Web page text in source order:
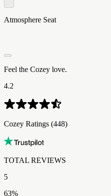
Atmosphere Seat
Feel the Cozey love.
4.2
Cozey Ratings​​​​‌ ‍ ​‍​‍‌‍ ‌ ​‍‌‍‍‌‌‍‌ ‌‍‍‌‌‍ ‍​‍​‍​ ‍‍​‍​‍‌ ​ ‌‍​‌‌‍ ‍‌‍‍‌‌ ‌​‌ ‍‌​‍ ‍‌‍‍‌‌‍ ​‍​‍​‍ ​​‍​‍‌‍‍​‌ ​‍‌‍‌‌‌‍‌‍​‍​‍​ ‍‍​‍​‍‌‍‍​‌ ‌​‌ ‌​‌ ​​‌ ​ ​ ‍‍​‍ ​‍ ‌‍ ​‌‍ ‌‍​ ‌‍​‌‌‍ ​‌‍‍​‌‍ ‌ ​ ‌ ‌​​ ‍‍​ ​ ​ ​​​ ​​​ ​​​‍ ‌ ​ ‌ ‌​‌ ‌‌‌‍‌​‌‍‍‌‌‍ ​‍ ‌‍‍‌‌‍ ‍‌ ‌​‌‍‌‌‌‍ ‍‌ ‌​​‍ ‌‍‌‌‌‍‌​‌‍‍‌‌ ‌​​‍ ‌‍ ‌‌‍ ‌‍‌​‌‍‌‌​ ‌‌ ​​‌ ​‍‌‍‌‌‌ ​ ‌‍‌‌‌‍ ‍‌ ‌​‌‍​‌‌ ‌​‌‍‍‌‌‍ ‌‍ ‍​ ‍ ‌‍‍‌‌‍‌​​ ‌‌‍​‍‌‍​‌​ ‌ ​ ‌​​ ‍​‌‍‌​‌‍​‍​ ​‌​‍ ‌‌‍​ ​ ​ ​ ​‌‌‍‌​​‍ ‌​ ‌​‌‍‌​​ ‌​​ ‌‍​‍ ‌​ ‍‌​ ‍​‌‍‌‌‌‍​ ​‍ ‌‌‍​‌​ ​‍​ ‍​‌‍‌‍‌‍‌‌​ ‌ ‌‍​‍‌‍​‌​ ​‌‌‍​‌​ ​‌‌‍​‍​ ‍ ‌ ‌​‌ ‍‌‌ ​​‌‍‌‌​ ‌‌ ​​‌‍‌​‌ ​​​ ‍ ‌ ​​‌‍​‌‌ ‌​‌‍‍​​ ‌‌ ‌‍‌‍​‌‌‍ ​‌ ‌‌‌‍‌‌‌​​‌‌‍‌​‌‍‌​‌‍‌‌‌‍‌​‌‌​ ‌‍‌‌‌‍​ ‌ ‌​‌‍‍‌‌‍ ‌‍ ‍‌ ​ ​‍‌‌​ ‌‌‌​​‍‌‌ ‌‍‍ ‌‍‌‌‌ ‍‌​‍‌‌​ ​ ‌​‌​​‍‌‌​ ​ ‌​‌​​‍‌‌​ ​‍​ ​‍‌‍‌‌​ ​‍​ ​​‌‍‌​​ ‌‌​ ​‍​ ‌‌​ ​​​ ‌ ​ ‌‌​ ‌ ‌‍​‍​‍‌‌​ ​‍​ ​‍​‍‌‌​ ‌‌‌​‌​​‍ ‍‌ ​‍‌‍‌‌‌ ‌‍‌‍‍‌‌‍‌‌‌ ‌ ‌‌​ ‌ ‌‌‌‍ ‌‌‍ ‌‌‍​‌‌ ​‍‌ ‍‌‌‌‌​‌‍‌‌‌‍ ‌‌ ​​‌‍ ​‌‍​‌‌ ‌​‌‍‌‌​‍ ‍‌ ​ ‌ ‌‌‌‍ ‌‌‍ ‌‌‍​‌‌ ​‍‌ ‍‌‌​‌​‌‍​‌‌ ‌​‌‍​‌​‍ ‍‌ ‌​‌‍ ‌ ‌​‌‍​‌‌‍ ​‌‌​‍‌‍​‌‌ ‌​‌‍‍‌‌‍ ‍‌‍‌ ‌‌‌​‌‍‌‌‌ ‍​‌ ‌​​ ‌‍​‍‌‍​‌‌ ​ ‌‍‌‌‌‌‌‌‌ ​‍‌‍ ​​ ‌‌‍‍​‌ ‌​‌ ‌​‌ ​​‌ ​ ​‍‌‌​ ​ ‌​​‌​‍‌‌​ ​‍‌​‌‍​‍‌‌​ ​‍‌​‌‍‌‍ ​‌‍ ‌‍​ ‌‍​‌‌‍ ​‌‍‍​‌‍ ‌ ​ ‌ ‌​​‍‌‌​ ​ ‌​​‌​ ​ ​ ​​​ ​​​ ​​​‍‌‌​ ​‍‌​‌‍‌ ​ ‌ ‌​‌ ‌‌‌‍‌​‌‍‍‌‌‍ ​‍‌‍‌‍‍‌‌‍‌​​ ‌‌‍​‍‌‍​‌​ ‌ ​ ‌​​ ‍​‌‍‌​‌‍​‍​ ​‌​‍ ‌‌‍​ ​ ​ ​ ​‌‌‍‌​​‍ ‌​ ‌​‌‍‌​​ ‌​​ ‌‍​‍ ‌​ ‍‌​ ‍​‌‍‌‌‌‍​ ​‍ ‌‌‍​‌​ ​‍​ ‍​‌‍‌‍‌‍‌‌​ ‌ ‌‍​‍‌‍​‌​ ​‌‌‍​‌​ ​‌‌‍​‍​‍‌‍‌ ‌​‌ ‍‌‌ ​​‌‍‌‌​ ‌‌ ​​‌‍‌​‌ ​​​‍‌‍‌ ​​‌‍​‌‌ ‌​‌‍‍​​ ‌‌ ‌‍‌‍​‌‌‍ ​‌ ‌‌‌‍‌‌‌​​‌‌‍‌​‌‍‌​‌‍‌‌‌‍‌​‌‌​ ‌‍‌‌‌‍​ ‌ ‌​‌‍‍‌‌‍ ‌‍ ‍‌ ​ ​‍‌‌​ ‌‌‌​​‍‌‌ ‌‍‍ ‌‍‌‌‌ ‍‌​‍‌‌​ ​ ‌​‌​​‍‌‌​ ​ ‌​‌​​‍‌‌​ ​‍​ ​‍‌‍‌‌​ ​‍​ ​​‌‍‌​​ ‌‌​ ​‍​ ‌‌​ ​​​ ‌ ​ ‌‌​ ‌ ‌‍​‍​‍‌‌​ ​‍​ ​‍​‍‌‌​ ‌‌‌​‌​​‍ ‍‌ ​‍‌‍‌‌‌ ‌‍‌‍‍‌‌‍‌‌‌ ‌ ‌‌​ ‌ ‌‌‌‍ ‌‌‍ ‌‌‍​‌‌ ​‍‌ ‍‌‌‌‌​‌‍‌‌‌‍ ‌‌ ​​‌‍ ​‌‍​‌‌ ‌​‌‍‌‌​‍ ‍‌ ​ ‌ ‌‌‌‍ ‌‌‍ ‌‌‍​‌‌ ​‍‌ ‍‌‌​‌​‌‍​‌‌ ‌​‌‍​‌​‍ ‍‌ ‌​‌‍ ‌ ‌​‌‍​‌‌‍ ​‌‌​‍‌‍​‌‌ ‌​‌‍‍‌‌‍ ‍‌‍‌ ‌‌‌​‌‍‌‌‌ ‍​‌ ‌​​‍‌‍‌ ​​‌‍‌‌‌ ​‍‌ ​ ‌ ​​‌‍‌‌‌‍​ ‌ ‌​‌‍‍‌‌ ‌‍‌‍‌‌​ ‌‌ ​​‌ ‌‌‌‍​‍‌‍ ​‌‍‍‌‌ ​ ‌‍‍​‌‍‌‌‌‍‌​​‍​‍‌ ‌ (448)
TOTAL REVIEWS​​​​‌ ‍ ​‍​‍‌‍ ‌ ​‍‌‍‍‌‌‍‌ ‌‍‍‌‌‍ ‍​‍​‍​ ‍‍​‍​‍‌ ​ ‌‍​‌‌‍ ‍‌‍‍‌‌ ‌​‌ ‍‌​‍ ‍‌‍‍‌‌‍ ​‍​‍​‍ ​​‍​‍‌‍‍​‌ ​‍‌‍‌‌‌‍‌‍​‍​‍​ ‍‍​‍​‍‌‍‍​‌ ‌​‌ ‌​‌ ​​‌ ​ ​ ‍‍​‍ ​‍ ‌‍ ​‌‍ ‌‍​ ‌‍​‌‌‍ ​‌‍‍​‌‍ ‌ ​ ‌ ‌​​ ‍‍​ ​ ​ ​​​ ​​​ ​​​‍ ‌ ​ ‌ ‌​‌ ‌‌‌‍‌​‌‍‍‌‌‍ ​‍ ‌‍‍‌‌‍ ‍‌ ‌​‌‍‌‌‌‍ ‍‌ ‌​​‍ ‌‍‌‌‌‍‌​‌‍‍‌‌ ‌​​‍ ‌‍ ‌‌‍ ‌‍‌​‌‍‌‌​ ‌‌ ​​‌ ​‍‌‍‌‌‌ ​ ‌‍‌‌‌‍ ‍‌ ‌​‌‍​‌‌ ‌​‌‍‍‌‌‍ ‌‍ ‍​ ‍ ‌‍‍‌‌‍‌​​ ‌‌‍​‍‌‍​‌​ ‌ ​ ‌​​ ‍​‌‍‌​‌‍​‍​ ​‌​‍ ‌‌‍​ ​ ​ ​ ​‌‌‍‌​​‍ ‌​ ‌​‌‍‌​​ ‌​​ ‌‍​‍ ‌​ ‍‌​ ‍​‌‍‌‌‌‍​ ​‍ ‌‌‍​‌​ ​‍​ ‍​‌‍‌‍‌‍‌‌​ ‌ ‌‍​‍‌‍​‌​ ​‌‌‍​‌​ ​‌‌‍​‍​ ‍ ‌ ‌​‌ ‍‌‌ ​​‌‍‌‌​ ‌‌ ​​‌‍‌​‌ ​​​ ‍ ‌ ​​‌‍​‌‌ ‌​‌‍‍​​ ‌‌ ‌‍‌‍​‌‌‍ ​‌ ‌‌‌‍‌‌‌​​‌‌‍‌​‌‍‌​‌‍‌‌‌‍‌​‌‌​ ‌‍‌‌‌‍​ ‌ ‌​‌‍‍‌‌‍ ‌‍ ‍‌ ​ ​‍‌‌​ ‌‌‌​​‍‌‌ ‌‍‍ ‌‍‌‌‌ ‍‌​‍‌‌​ ​ ‌​‌​​‍‌‌​ ​ ‌​‌​​‍‌‌​ ​‍​ ​‍‌‍‌‌​ ​‍​ ​​‌‍‌​​ ‌‌​ ​‍​ ‌‌​ ​​​ ‌ ​ ‌‌​ ‌ ‌‍​‍​‍‌‌​ ​‍​ ​‍​‍‌‌​ ‌‌‌​‌​​‍ ‍‌ ​‍‌‍‌‌‌ ‌‍‌‍‍‌‌‍‌‌‌ ‌ ‌‌​ ‌ ‌‌‌‍ ‌‌‍ ‌‌‍​‌‌ ​‍‌ ‍‌‌‌‌​‌‍‌‌‌‍ ‌‌ ​​‌‍ ​‌‍​‌‌ ‌​‌‍‌‌​‍ ‍‌‍​‍‌ ​‍‌‍‌‌‌‍​‌‌‍‍ ‌‍‌​‌‍ ‌ ‌ ‌‍ ‍‌​‌​‌‍​‌‌ ‌​‌‍​‌​‍ ‍‌ ‌​‌‍‍‌‌ ‌​‌‍ ​‌‍‌‌​ ‌‍​‍‌‍​‌‌ ​ ‌‍‌‌‌‌‌‌‌ ​‍‌‍ ​​ ‌‌‍‍​‌ ‌​‌ ‌​‌ ​​‌ ​ ​‍‌‌​ ​ ‌​​‌​‍‌‌​ ​‍‌​‌‍​‍‌‌​ ​‍‌​‌‍‌‍ ​‌‍ ‌‍​ ‌‍​‌‌‍ ​‌‍‍​‌‍ ‌ ​ ‌ ‌​​‍‌‌​ ​ ‌​​‌​ ​ ​ ​​​ ​​​ ​​​‍‌‌​ ​‍‌​‌‍‌ ​ ‌ ‌​‌ ‌‌‌‍‌​‌‍‍‌‌‍ ​‍‌‍‌‍‍‌‌‍‌​​ ‌‌‍​‍‌‍​‌​ ‌ ​ ‌​​ ‍​‌‍‌​‌‍​‍​ ​‌​‍ ‌‌‍​ ​ ​ ​ ​‌‌‍‌​​‍ ‌​ ‌​‌‍‌​​ ‌​​ ‌‍​‍ ‌​ ‍‌​ ‍​‌‍‌‌‌‍​ ​‍ ‌‌‍​‌​ ​‍​ ‍​‌‍‌‍‌‍‌‌​ ‌ ‌‍​‍‌‍​‌​ ​‌‌‍​‌​ ​‌‌‍​‍​‍‌‍‌ ‌​‌ ‍‌‌ ​​‌‍‌‌​ ‌‌ ​​‌‍‌​‌ ​​​‍‌‍‌ ​​‌‍​‌‌ ‌​‌‍‍​​ ‌‌ ‌‍‌‍​‌‌‍ ​‌ ‌‌‌‍‌‌‌​​‌‌‍‌​‌‍‌​‌‍‌‌‌‍‌​‌‌​ ‌‍‌‌‌‍​ ‌ ‌​‌‍‍‌‌‍ ‌‍ ‍‌ ​ ​‍‌‌​ ‌‌‌​​‍‌‌ ‌‍‍ ‌‍‌‌‌ ‍‌​‍‌‌​ ​ ‌​‌​​‍‌‌​ ​ ‌​‌​​‍‌‌​ ​‍​ ​‍‌‍‌‌​ ​‍​ ​​‌‍‌​​ ‌‌​ ​‍​ ‌‌​ ​​​ ‌ ​ ‌‌​ ‌ ‌‍​‍​‍‌‌​ ​‍​ ​‍​‍‌‌​ ‌‌‌​‌​​‍ ‍‌ ​‍‌‍‌‌‌ ‌‍‌‍‍‌‌‍‌‌‌ ‌ ‌‌​ ‌ ‌‌‌‍ ‌‌‍ ‌‌‍​‌‌ ​‍‌ ‍‌‌‌‌​‌‍‌‌‌‍ ‌‌ ​​‌‍ ​‌‍​‌‌ ‌​‌‍‌‌​‍ ‍‌‍​‍‌ ​‍‌‍‌‌‌‍​‌‌‍‍ ‌‍‌​‌‍ ‌ ‌ ‌‍ ‍‌​‌​‌‍​‌‌ ‌​‌‍​‌​‍ ‍‌ ‌​‌‍‍‌‌ ‌​‌‍ ​‌‍‌‌​‍‌‍‌ ​​‌‍‌‌‌ ​‍‌ ​ ‌ ​​‌‍‌‌‌‍​ ‌ ‌​‌‍‍‌‌ ‌‍‌‍‌‌​ ‌‌ ​​‌ ‌‌‌‍​‍‌‍ ​‌‍‍‌‌ ​ ‌‍‍​‌‍‌‌‌‍‌​​‍​‍‌ ‌
5
63%